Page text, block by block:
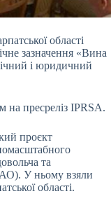
області
зазначення «Вина
і юридичний
на пресреліз IPRSA.
проєкт
та
У ньому взяли
області.